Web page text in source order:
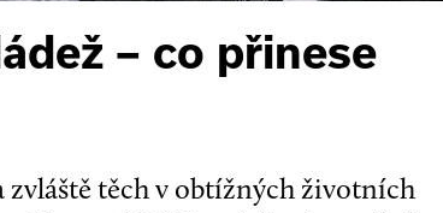
– co přinese
zvláště těch v obtížných životních